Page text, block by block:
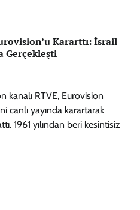
Kararttı: İsrail
Gerçekleşti
kanalı RTVE, Eurovision
canlı yayında karartarak
1961 yılından beri kesintisiz